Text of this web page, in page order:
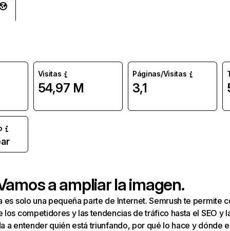
Visitas
54,97 M
Páginas/Visitas
3,1
a ampliar la imagen.
es solo una pequeña parte de Internet. Semrush te permite
los competidores y las tendencias de tráfico hasta el SEO y
a entender quién está triunfando, por qué lo hace y dónde